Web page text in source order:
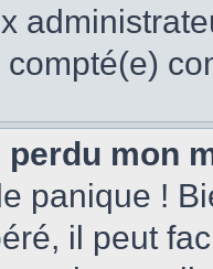
compté(e)
perdu mon
panique !
il peut